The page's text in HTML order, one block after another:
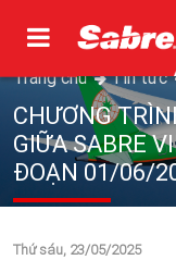
Trang chủ Tin tức
CHƯƠNG
GIỮA SABRE
ĐOẠN 01/06/
Thứ sáu, 23/05/2025